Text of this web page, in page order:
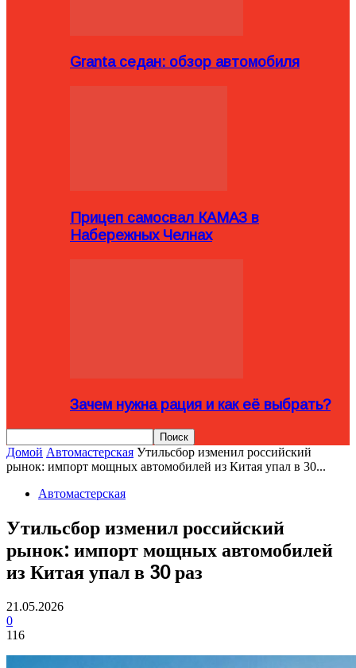
Granta седан: обзор автомобиля
Прицеп самосвал КАМАЗ в
Набережных Челнах
Зачем нужна рация и как её выбрать?
Домой Автомастерская Утильсбор изменил российский
рынок: импорт мощных автомобилей из Китая упал в 30...
Автомастерская
Утильсбор изменил российский
рынок: импорт мощных автомобилей
из Китая упал в 30 раз
21.05.2026
0
116